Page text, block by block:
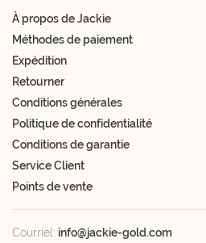
À propos de Jackie
Méthodes de paiement
Expédition
Retourner
Conditions générales
Politique de confidentialité
Conditions de garantie
Service Client
Points de vente
Courriel: info@jackie-gold.com